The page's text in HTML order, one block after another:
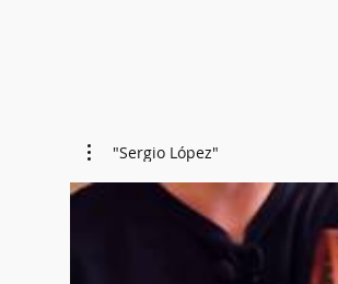
"Sergio López"